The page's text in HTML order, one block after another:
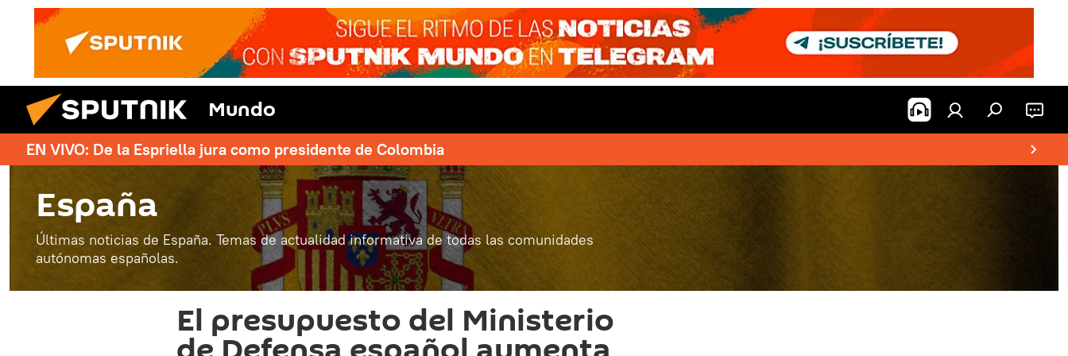
Mundo
EN VIVO: De la Espriella jura como presidente de Colombia
España
Últimas noticias de España. Temas de actualidad informativa de todas las comunidades
autónomas españolas.
El presupuesto del Ministerio